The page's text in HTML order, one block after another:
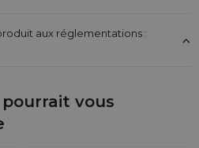
aux réglementations :
vous